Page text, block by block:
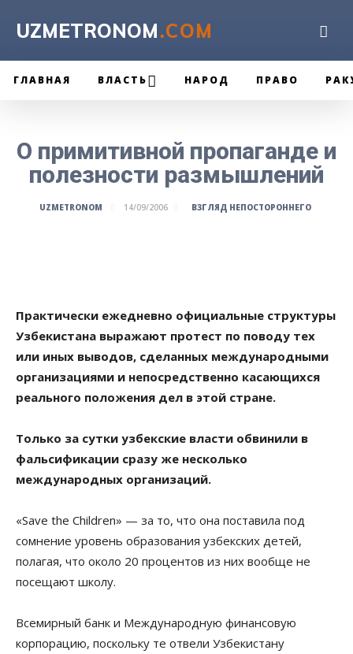
UZMETRONOM.COM
ГЛАВНАЯ ВЛАСТЬ НАРОД ПРАВО
О примитивной пропаганде и
полезности размышлений
UZMETRONOM 14/09/2006 ВЗГЛЯД НЕПОСТОРОННЕГО
Практически ежедневно официальные структуры
Узбекистана выражают протест по поводу тех
или иных выводов, сделанных международными
организациями и непосредственно касающихся
реального положения дел в этой стране.
Только за сутки узбекские власти обвинили в
фальсификации сразу же несколько
международных организаций.
«Save the Children» — за то, что она поставила под
сомнение уровень образования узбекских детей,
полагая, что около 20 процентов из них вообще не
посещают школу.
Всемирный банк и Международную финансовую
корпорацию, поскольку те отвели Узбекистану